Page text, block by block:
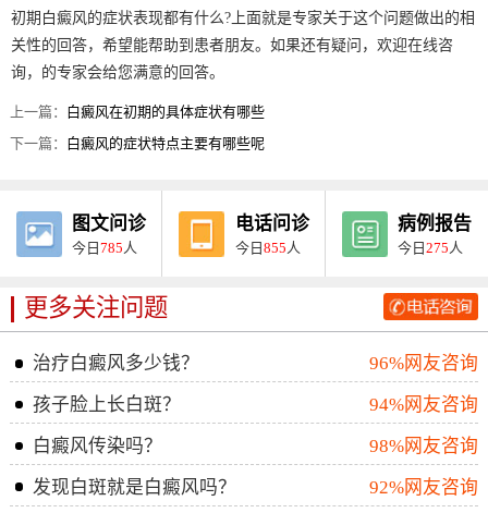
初期白癜风的症状表现都有什么?上面就是专家关于这个问题做出的相
关性的回答，希望能帮助到患者朋友。如果还有疑问，欢迎在线咨
询，的专家会给您满意的回答。
上一篇： 白癜风在初期的具体症状有哪些
下一篇： 白癜风的症状特点主要有哪些呢
图文问诊
今日785 人
电话问诊
今日855 人
病例报告
今日275 人
更多关注问题
治疗白癜风多少钱？
96%网友咨询
孩子脸上长白斑？
94%网友咨询
白癜风传染吗？
98%网友咨询
发现白斑就是白癜风吗？
92%网友咨询